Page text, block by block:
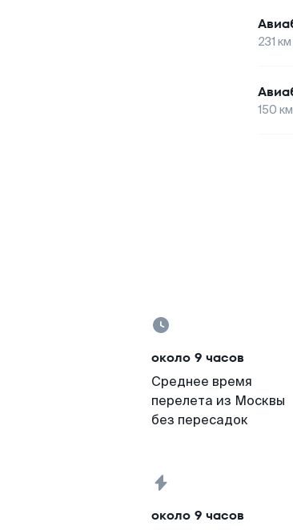
231
150
около 9 часов
Среднее время
перелета из Москвы
без пересадок
около 9 часов